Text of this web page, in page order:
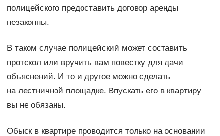
полицейского предоставить договор аренды
незаконны.
В таком случае полицейский может составить
протокол или вручить вам повестку для дачи
объяснений. И то и другое можно сделать
на лестничной площадке. Впускать его в квартиру
вы не обязаны.
Обыск в квартире проводится только на основании